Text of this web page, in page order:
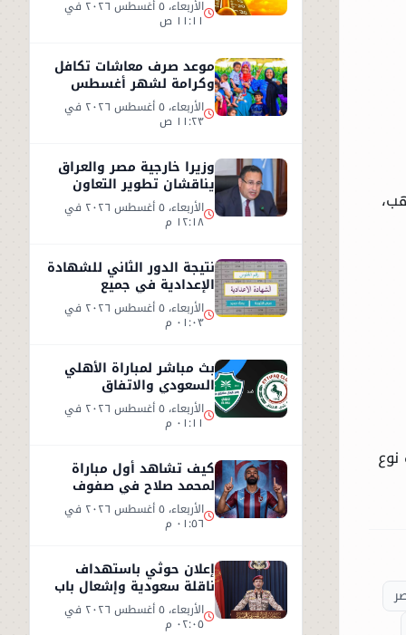
أغسطس 2026 الأربعاء، ٥ أغسطس ٢٠٢٦ في
١١:١١ ص
موعد صرف معاشات تكافل
وكرامة لشهر أغسطس
2026.. رابط الاستعلام
الرسمي الأربعاء، ٥ أغسطس ٢٠٢٦ في
١١:٢٣ ص
وزيرا خارجية مصر والعراق
يناقشان تطوير التعاون
الثنائي في مختلف المجالات
الأربعاء، ٥ أغسطس ٢٠٢٦ في
١٢:١٨ م
نتيجة الدور الثاني للشهادة
الإعدادية في جميع
المحافظات الأربعاء، ٥ أغسطس ٢٠٢٦ في
٠١:٠٣ م
بث مباشر لمباراة الأهلي
السعودي والاتفاق
الأربعاء، ٥ أغسطس ٢٠٢٦ في
٠١:١١ م
كيف تشاهد أول مباراة
لمحمد صلاح في صفوف
طرابزون سبور التركي الأربعاء، ٥ أغسطس ٢٠٢٦ في
٠١:٥٦ م
إعلان حوثي باستهداف
ناقلة سعودية وإشعال باب
المندب الأربعاء، ٥ أغسطس ٢٠٢٦ في
٠٢:٠٥ م